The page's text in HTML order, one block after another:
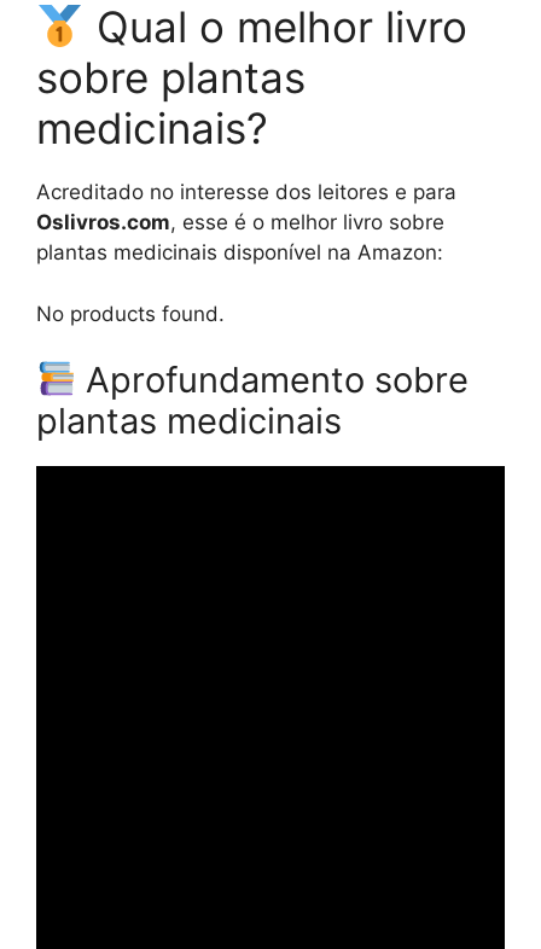
Qual o melhor livro
sobre plantas
medicinais?
Acreditado no interesse dos leitores e para
Oslivros.com, esse é o melhor livro sobre
plantas medicinais disponível na Amazon:
No products found.
Aprofundamento sobre
plantas medicinais